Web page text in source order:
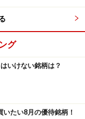
下どちらかに抜ける
合、株価はこれまで
たトレンドラインは
線だったトレンド
化します。
グ
いけない銘柄は？
いたい8月の優待銘柄！